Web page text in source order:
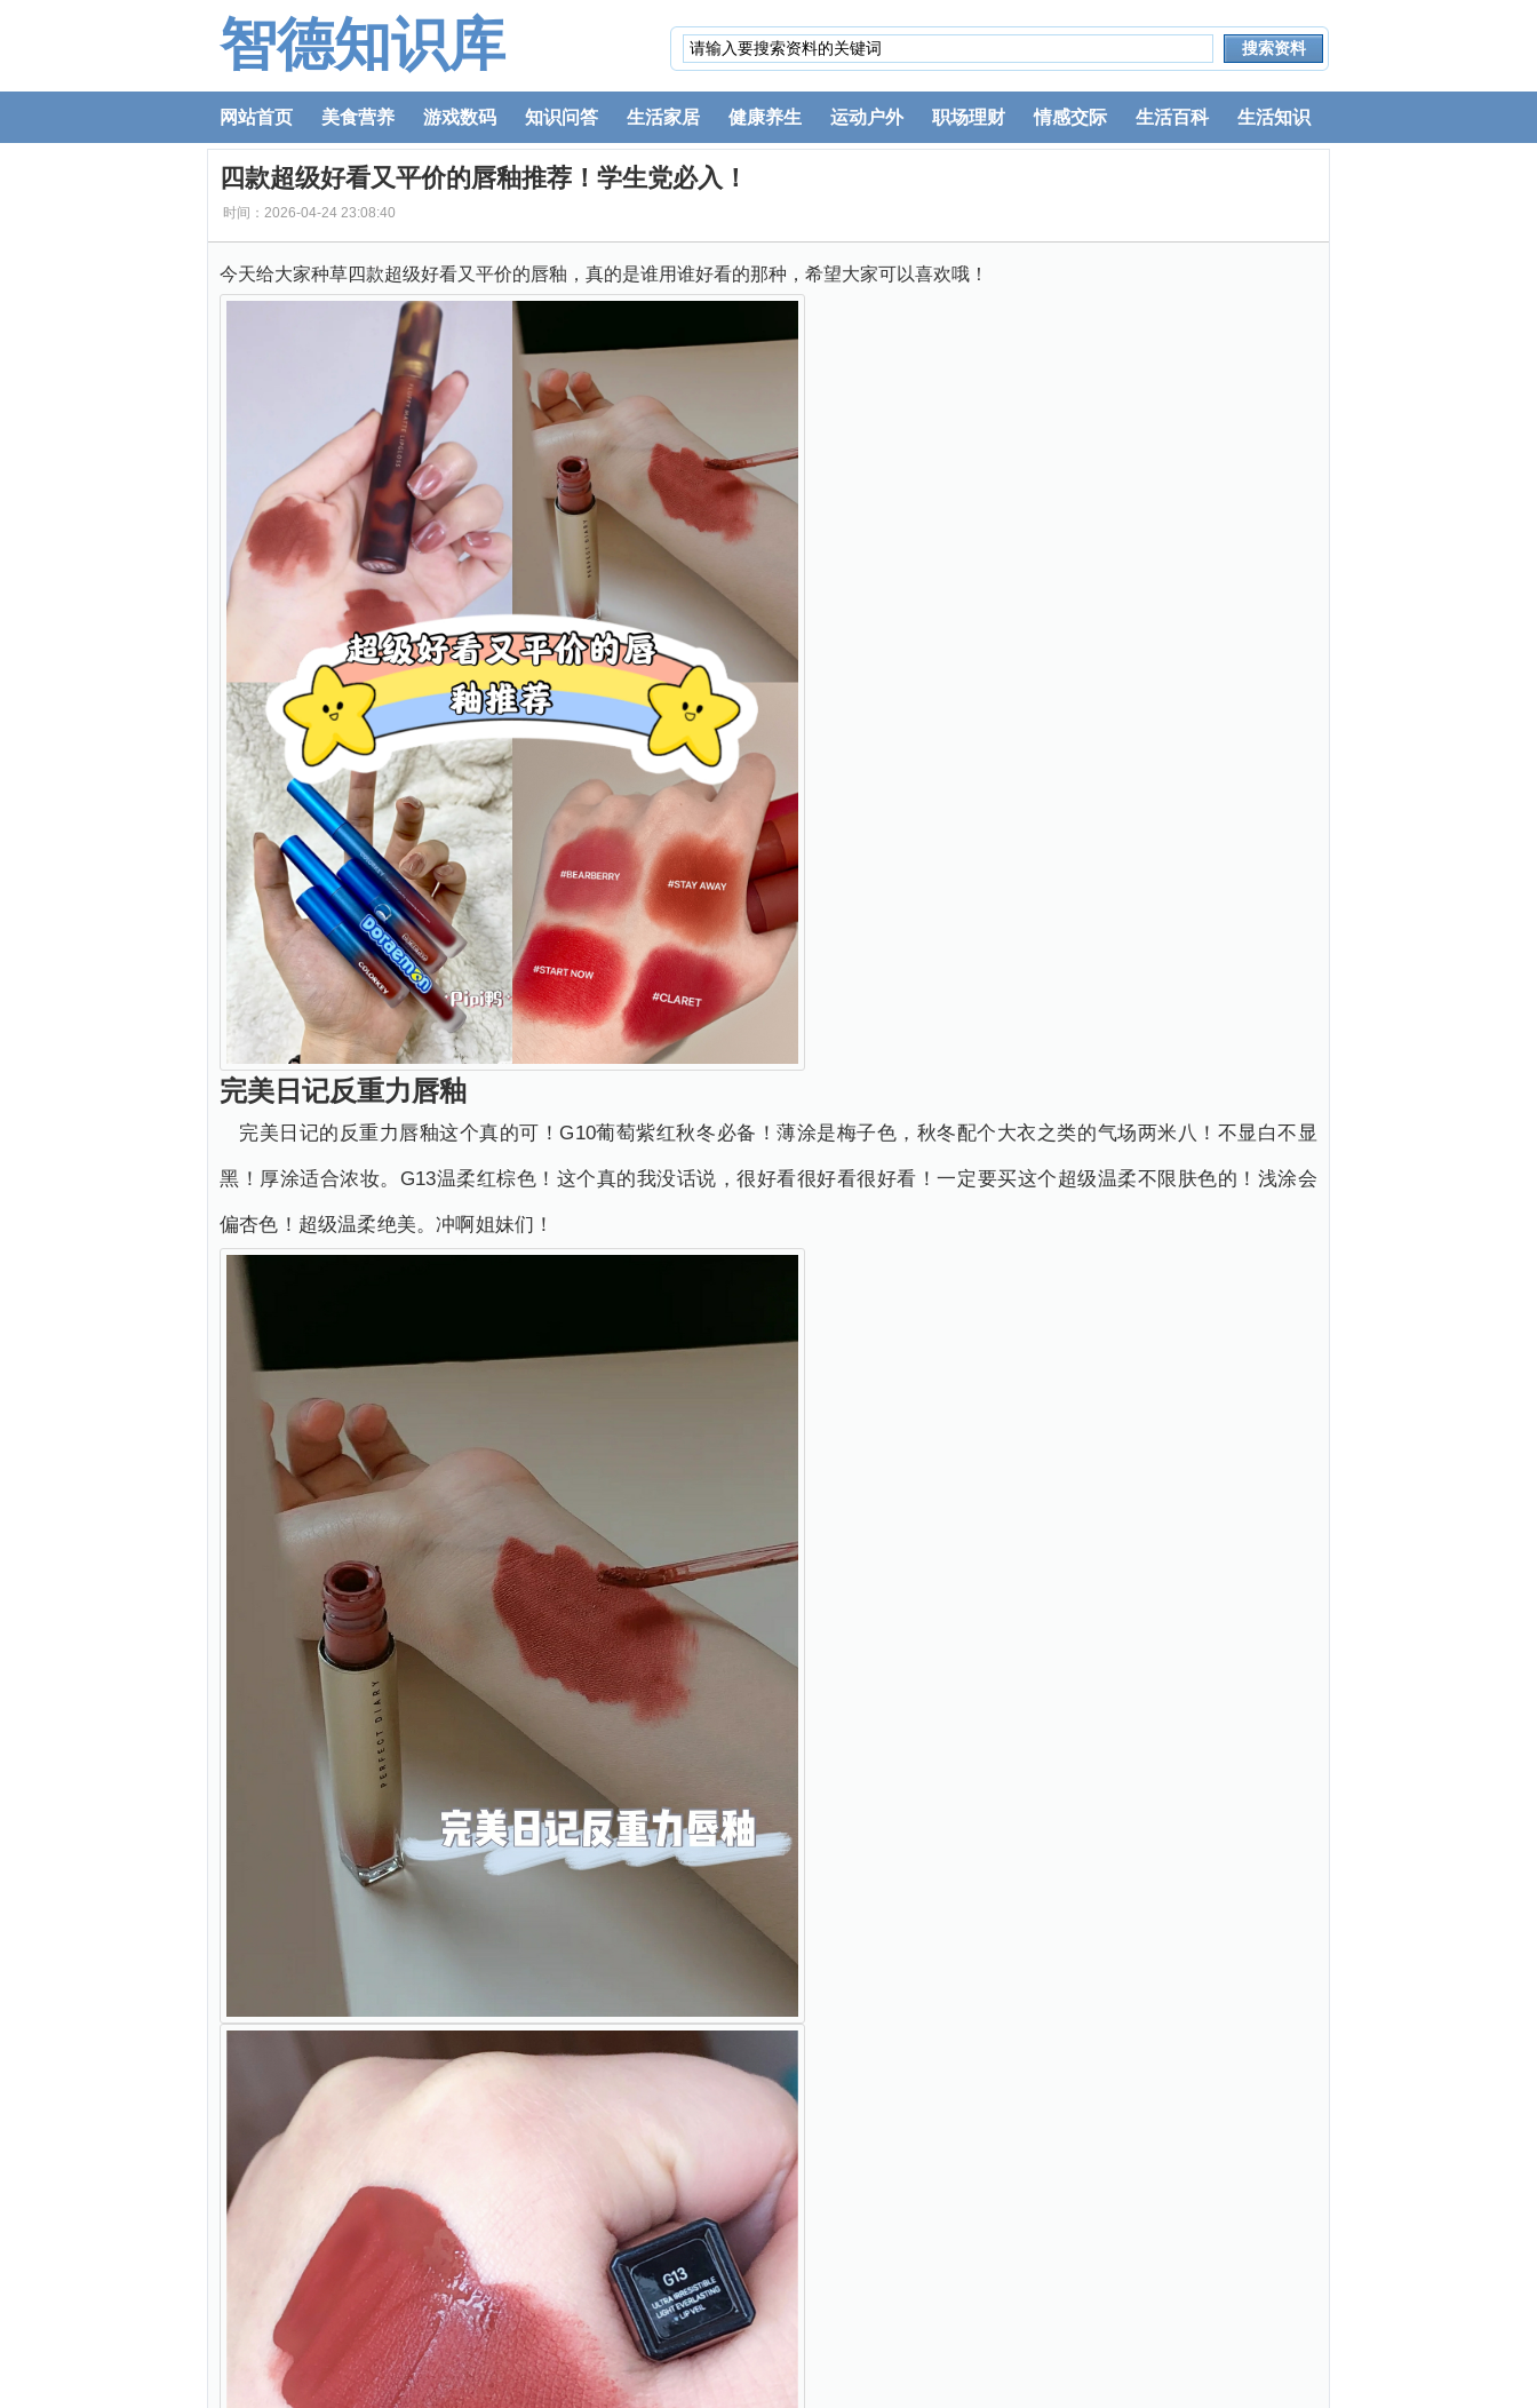
智德知识库
网站首页 美食营养 游戏数码 知识问答 生活家居 健康养生 运动户外 职场理财 情感交际 生活百科 生活知识
四款超级好看又平价的唇釉推荐！学生党必入！
时间：2026-04-24 23:08:40
今天给大家种草四款超级好看又平价的唇釉，真的是谁用谁好看的那种，希望大家可以喜欢哦！
完美日记反重力唇釉
完美日记的反重力唇釉这个真的可！G10葡萄紫红秋冬必备！薄涂是梅子色，秋冬配个大衣之类的气场两米八！不显白不显
黑！厚涂适合浓妆。G13温柔红棕色！这个真的我没话说，很好看很好看很好看！一定要买这个超级温柔不限肤色的！浅涂会
偏杏色！超级温柔绝美。冲啊姐妹们！